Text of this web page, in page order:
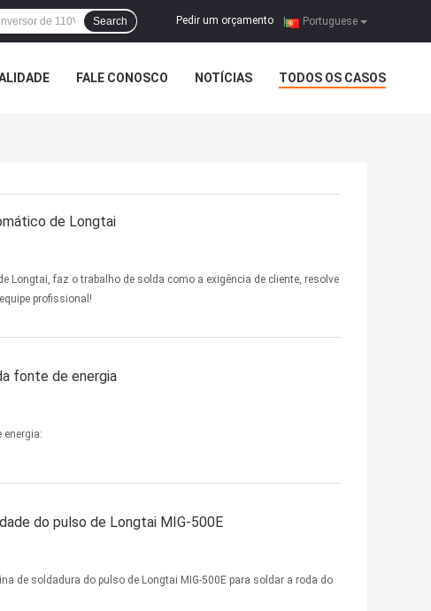
Portuguese
Pedir um orçamento |
Search
FALE CONOSCO NOTÍCIAS TODOS OS CASOS
de Longtai
Longtai, faz o trabalho de solda como a exigência de cliente, resolve
profissional!
fonte de energia
energia:
do pulso de Longtai MIG-500E
de soldadura do pulso de Longtai MIG-500E para soldar a roda do